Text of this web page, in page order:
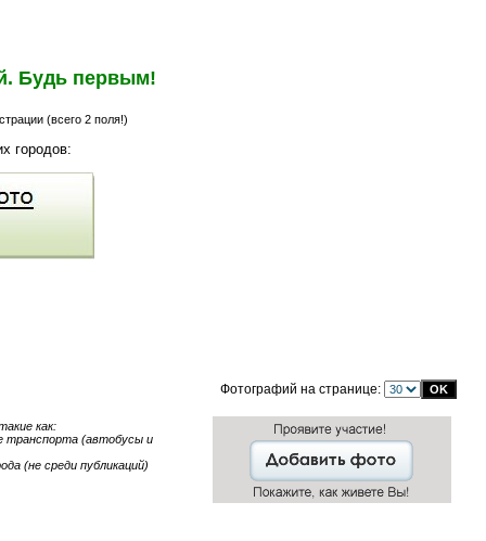
Будь первым!
(всего 2 поля!)
городов:
Фотографий на странице:
как:
транспорта (автобусы и
(не среди публикаций)